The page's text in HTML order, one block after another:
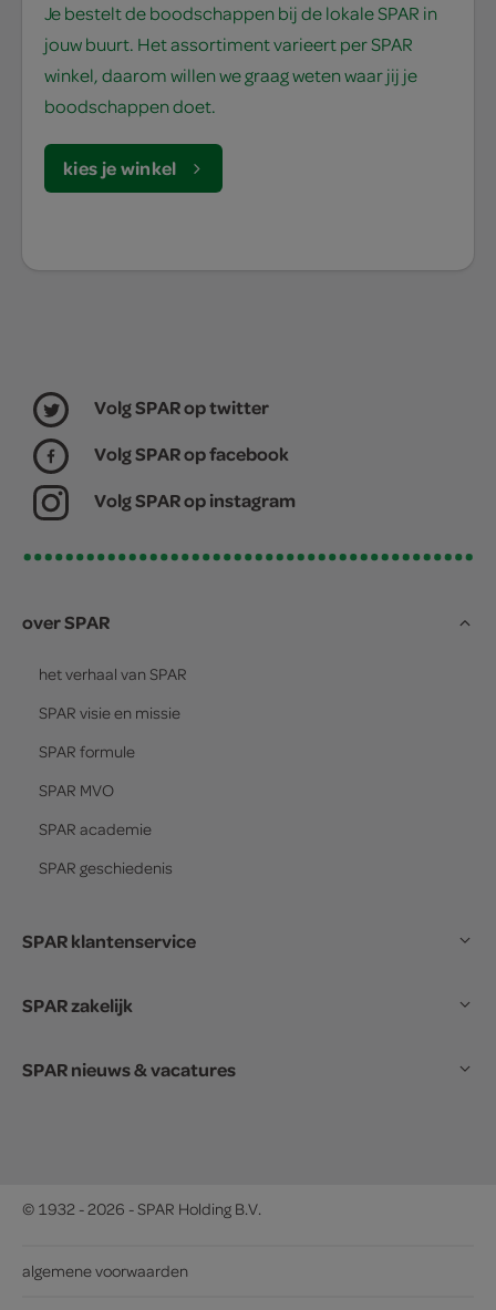
Je bestelt de boodschappen bij de lokale SPAR in
jouw buurt. Het assortiment varieert per SPAR
winkel, daarom willen we graag weten waar jij je
boodschappen doet.
kies je winkel
Volg SPAR op twitter
Volg SPAR op facebook
Volg SPAR op instagram
over SPAR
het verhaal van SPAR
SPAR visie en missie
SPAR formule
SPAR MVO
SPAR academie
SPAR geschiedenis
SPAR klantenservice
SPAR zakelijk
SPAR nieuws & vacatures
© 1932 - 2026 - SPAR Holding B.V.
algemene voorwaarden